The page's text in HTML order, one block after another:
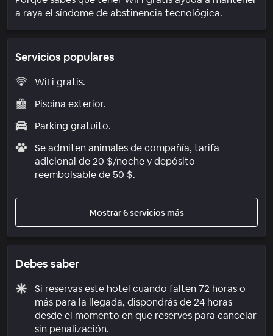
a raya el síndome de abstinencia tecnológica.
Servicios populares
WiFi gratis.
Piscina exterior.
Parking gratuito.
Se admiten animales de compañía, tarifa
adicional de 20 $/noche y depósito
reembolsable de 50 $.
Mostrar 6 servicios más
Debes saber
Si reservas este hotel cuando falten 72 horas o
más para la llegada, dispondrás de 24 horas
desde el momento en que reserves para cancelar
sin penalización.